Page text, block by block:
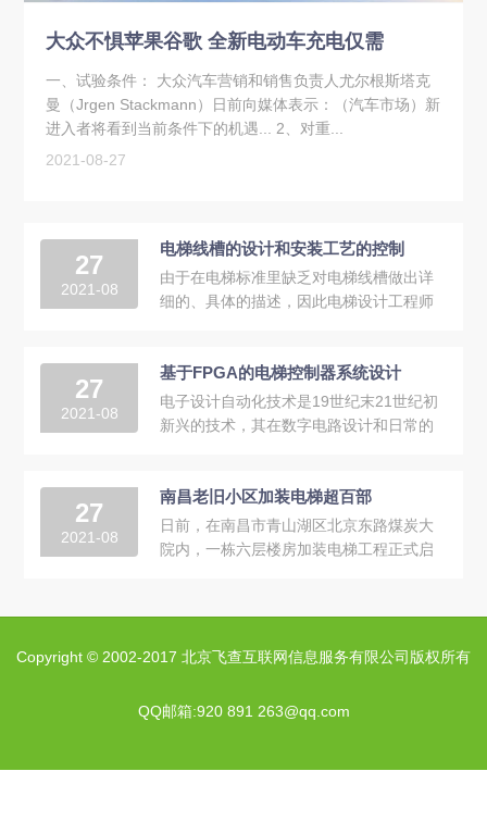
大众不惧苹果谷歌 全新电动车充电仅需
一、试验条件： 大众汽车营销和销售负责人尤尔根斯塔克
曼（Jrgen Stackmann）日前向媒体表示：（汽车市场）新
进入者将看到当前条件下的机遇... 2、对重...
2021-08-27
27
2021-08
电梯线槽的设计和安装工艺的控制
由于在电梯标准里缺乏对电梯线槽做出详
细的、具体的描述，因此电梯设计工程师
27
2021-08
基于FPGA的电梯控制器系统设计
电子设计自动化技术是19世纪末21世纪初
新兴的技术，其在数字电路设计和日常的
27
2021-08
南昌老旧小区加装电梯超百部
日前，在南昌市青山湖区北京东路煤炭大
院内，一栋六层楼房加装电梯工程正式启
Copyright © 2002-2017 北京飞查互联网信息服务有限公司版权所有
QQ邮箱:920 891 263@qq.com